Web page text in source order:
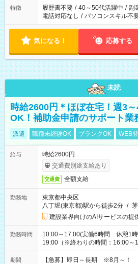
特徴 履歴書不要 / 40～50代活躍中 / 副
電話対応なし / パソコンスキル不
気になる！ 応募する
未読
時給2600円＊ほぼ在宅！週3
OK！補助金申請のサポート業
派遣 職種未経験OK ブランクOK WEB
給与
時給2600円
交通費別途支給あり
交通費 全額支給
勤務地
東京都中央区
八丁堀(東京都)駅から徒歩2分 /
建設業界向けのAIサービスの提
勤務時間
10:00～17:00(実働6時間 休憩1
19:00（※終わりの時間：16:00～
期間 【急募】即日～長期 ※8月～！